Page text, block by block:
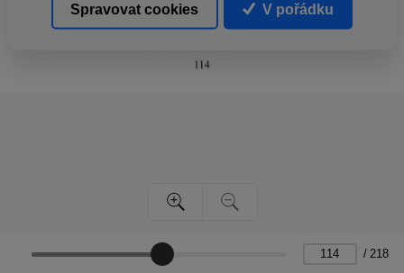
/ 218
Spravovat cookies V pořádku